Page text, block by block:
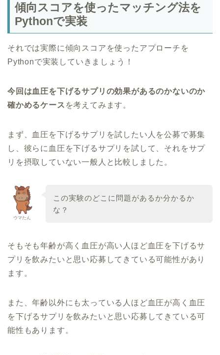
傾向スコアを使ったマッチング法を
Pythonで実装
それでは実際に傾向スコアを使ったアプローチを
Pythonで実装していきましょう！
今回は血圧を下げるサプリの効果があるのかないのか
確かめるケース を考えてみます。
まず、血圧を下げるサプリを試したい人を公募で募集
し、彼らに血圧を下げるサプリを試して、それをサプ
リを摂取していない一般人と比較しました。
ウマたん
この実験のどこに問題があるか分かるか
な？
そもそも年齢が高く血圧が高い人ほど血圧を下げるサ
プリを飲みたいと思い応募してきている可能性があり
ます。
また、年齢以外にも太っている人ほど血圧が高く血圧
を下げるサプリを飲みたいと思い応募してきている可
能性もあります。